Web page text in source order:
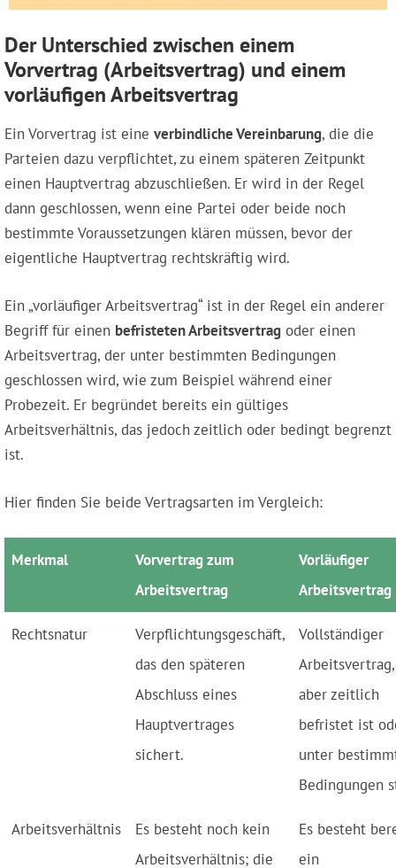
Der Unterschied zwischen einem
Vorvertrag (Arbeitsvertrag) und einem
vorläufigen Arbeitsvertrag
Ein Vorvertrag ist eine verbindliche Vereinbarung, die die
Parteien dazu verpflichtet, zu einem späteren Zeitpunkt
einen Hauptvertrag abzuschließen. Er wird in der Regel
dann geschlossen, wenn eine Partei oder beide noch
bestimmte Voraussetzungen klären müssen, bevor der
eigentliche Hauptvertrag rechtskräftig wird.
Ein „vorläufiger Arbeitsvertrag“ ist in der Regel ein anderer
Begriff für einen befristeten Arbeitsvertrag oder einen
Arbeitsvertrag, der unter bestimmten Bedingungen
geschlossen wird, wie zum Beispiel während einer
Probezeit. Er begründet bereits ein gültiges
Arbeitsverhältnis, das jedoch zeitlich oder bedingt begrenzt
ist.
Hier finden Sie beide Vertragsarten im Vergleich:
Merkmal
Vorvertrag zum
Arbeitsvertrag
Vorläufiger
Arbeitsvertrag
Rechtsnatur
Verpflichtungsgeschäft,
das den späteren
Abschluss eines
Hauptvertrages
sichert.
Vollständiger
aber zeitlich
befristet ist
unter
Bedingungen
Arbeitsverhältnis
Es besteht noch kein
Arbeitsverhältnis; die
Es besteht
ein